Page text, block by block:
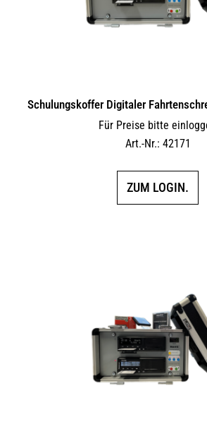
Schulungskoffer Digitaler
Für Preise bitte
Art.-Nr.: 42171
ZUM LOGIN.